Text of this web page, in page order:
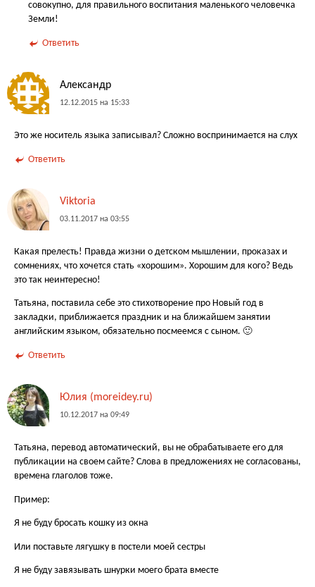
совокупно, для правильного воспитания маленького человечка
Земли!
Ответить
Александр
12.12.2015 на 15:33
Это же носитель языка записывал? Сложно воспринимается на слух
Ответить
Viktoria
03.11.2017 на 03:55
Какая прелесть! Правда жизни о детском мышлении, проказах и
сомнениях, что хочется стать «хорошим». Хорошим для кого? Ведь
это так неинтересно!
Татьяна, поставила себе это стихотворение про Новый год в
закладки, приближается праздник и на ближайшем занятии
английским языком, обязательно посмеемся с сыном. 🙂
Ответить
Юлия (moreidey.ru)
10.12.2017 на 09:49
Татьяна, перевод автоматический, вы не обрабатываете его для
публикации на своем сайте? Слова в предложениях не согласованы,
времена глаголов тоже.
Пример:
Я не буду бросать кошку из окна
Или поставьте лягушку в постели моей сестры
Я не буду завязывать шнурки моего брата вместе